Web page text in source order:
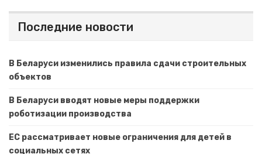
Последние новости
В Беларуси изменились правила сдачи строительных
объектов
В Беларуси вводят новые меры поддержки
роботизации производства
ЕС рассматривает новые ограничения для детей в
социальных сетях